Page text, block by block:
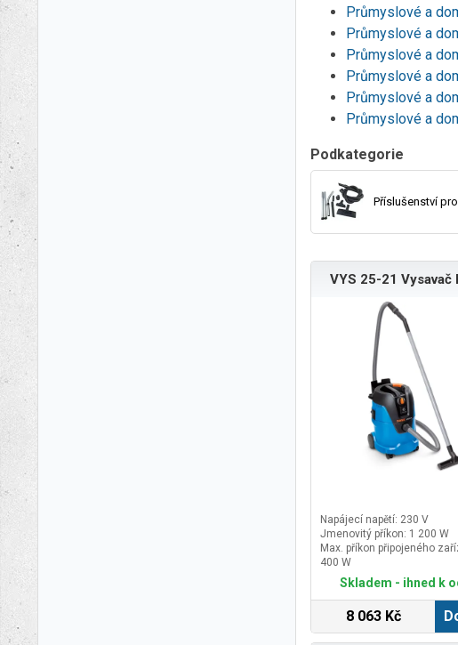
Průmyslové a
Průmyslové a
Průmyslové a
Průmyslové a
Průmyslové a
Průmyslové a
Podkategorie
Příslušenství
VYS 25-21 Vysavač
Napájecí napětí: 230 V
Jmenovitý příkon: 1 200 W
Max. příkon připojeného
400 W
Celkový příkon max.: 3 600
Skladem - ihned k
8 063 Kč